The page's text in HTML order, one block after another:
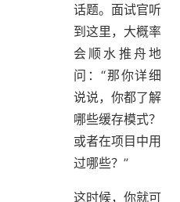
话题。面试官听
到这里，大概率
会顺水推舟地
问：“那你详细
说说，你都了解
哪些缓存模式？
或者在项目中用
过哪些？”
这时候，你就可